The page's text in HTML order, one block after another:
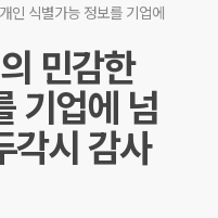
인 식별가능 정보를 기업에
민감한
기업에 넘
각시 감사